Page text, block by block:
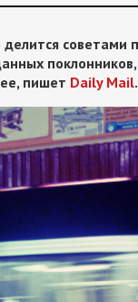
советами
пишет Daily Mail.